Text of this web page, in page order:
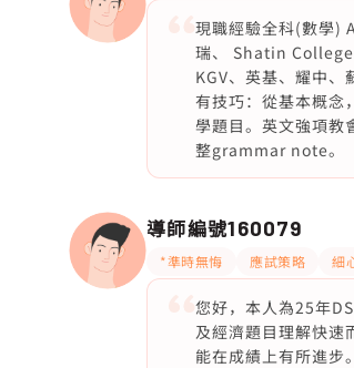
現職經驗全科(數學)
瑞、 Shatin
KGV、英基、耀中
有技巧：從基本概念
學題目。英文強項
整grammar note。
導師編號160079
*準時無悔 應試策略 細
您好，本人為25年
及經濟題目理解快速
能在成績上有所進步